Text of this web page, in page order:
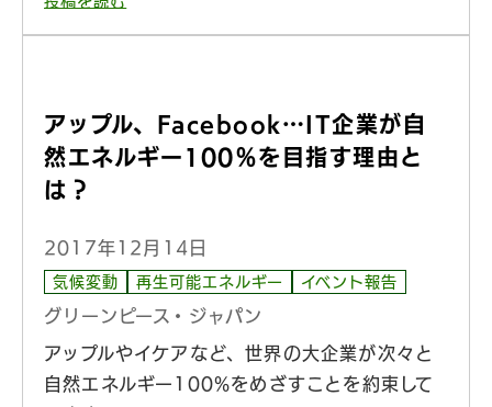
アップル、Facebook…IT企業が自
然エネルギー100％を目指す理由と
は？
2017年12月14日
気候変動 再生可能エネルギー イベント報告
グリーンピース・ジャパン
アップルやイケアなど、世界の大企業が次々と
自然エネルギー100%をめざすことを約束して